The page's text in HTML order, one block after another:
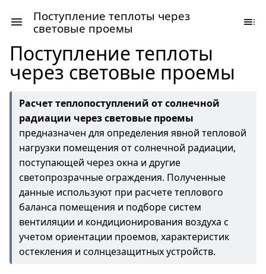
Поступление теплоты через
световые проемы
Поступление теплоты
через световые проемы
Расчет теплопоступлений от солнечной
радиации через световые проемы
предназначен для определения явной тепловой
нагрузки помещения от солнечной радиации,
поступающей через окна и другие
светопрозрачные ограждения. Полученные
данные используют при расчете теплового
баланса помещения и подборе систем
вентиляции и кондиционирования воздуха с
учетом ориентации проемов, характеристик
остекления и солнцезащитных устройств.